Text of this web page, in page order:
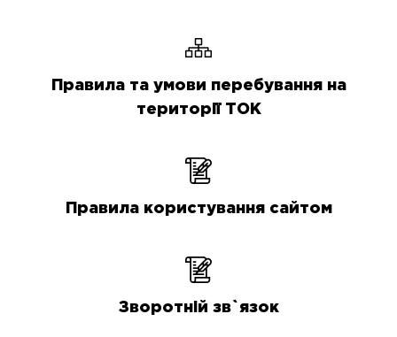
Правила та умови перебування на
території ТОК
Правила користування сайтом
Зворотній зв`язок